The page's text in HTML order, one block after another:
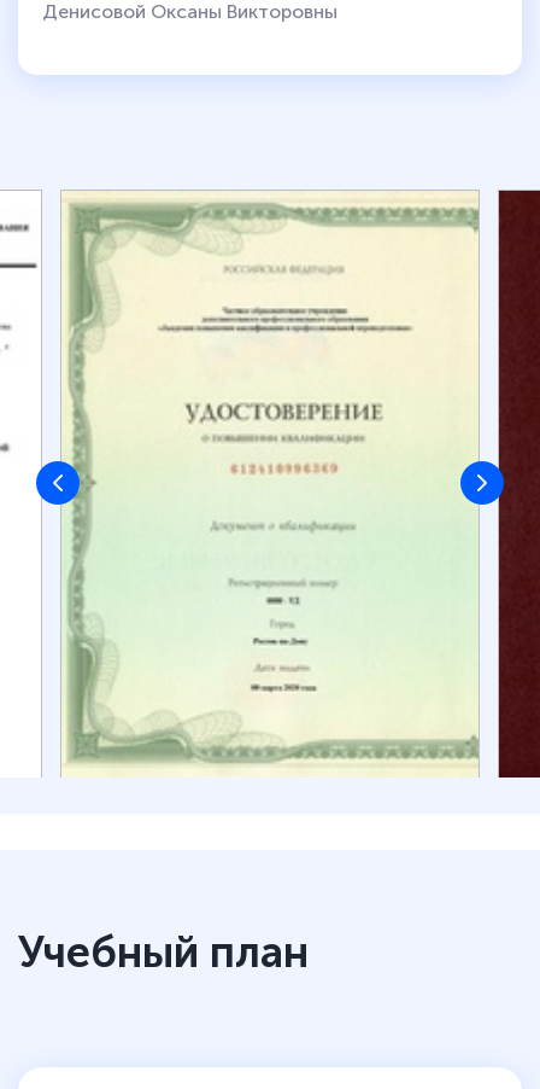
Денисовой Оксаны Викторовны
Учебный план